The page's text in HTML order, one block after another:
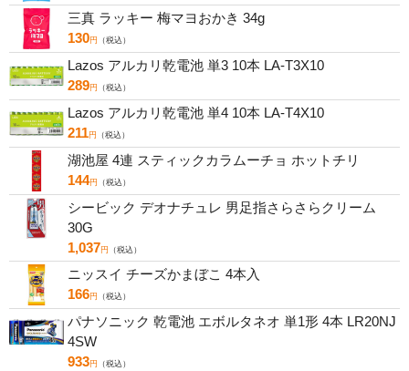
三真 ラッキー 梅マヨおかき 34g
130円 （税込）
Lazos アルカリ乾電池 単3 10本 LA-T3X10
289円 （税込）
Lazos アルカリ乾電池 単4 10本 LA-T4X10
211円 （税込）
湖池屋 4連 スティックカラムーチョ ホットチリ
144円 （税込）
シービック デオナチュレ 男足指さらさらクリーム
30G
1,037円 （税込）
ニッスイ チーズかまぼこ 4本入
166円 （税込）
パナソニック 乾電池 エボルタネオ 単1形 4本 LR20NJ
4SW
933円 （税込）